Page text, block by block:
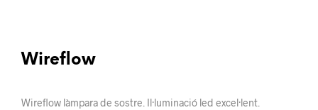
Wireflow
Wireflow làmpara de sostre. Il·luminació led excel·lent.